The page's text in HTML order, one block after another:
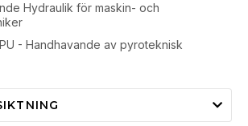
Hydraulik för maskin- och
- Handhavande av pyroteknisk